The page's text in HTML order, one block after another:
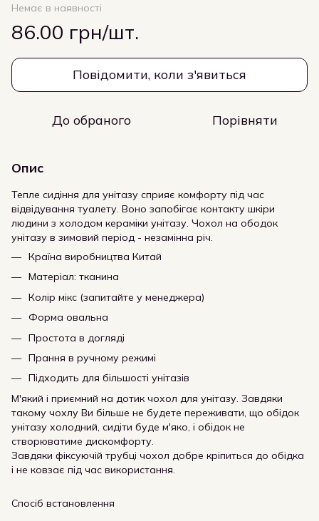
Немає в наявності
86.00 грн/шт.
Повідомити, коли з'явиться
До обраного Порівняти
Опис
Тепле сидіння для унітазу сприяє комфорту під час
відвідування туалету. Воно запобігає контакту шкіри
людини з холодом кераміки унітазу. Чохол на ободок
унітазу в зимовий період - незамінна річ.
Країна виробництва Китай
Матеріал: тканина
Колір мікс (запитайте у менеджера)
Форма овальна
Простота в догляді
Прання в ручному режимі
Підходить для більшості унітазів
М'який і приємний на дотик чохол для унітазу. Завдяки
такому чохлу Ви більше не будете переживати, що обідок
унітазу холодний, сидіти буде м'яко, і обідок не
створюватиме дискомфорту.
Завдяки фіксуючій трубці чохол добре кріпиться до обідка
і не ковзає під час використання.
Спосіб встановлення